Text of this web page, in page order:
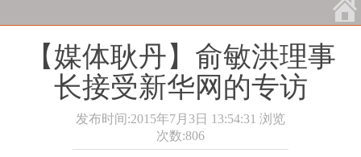
【媒体耿丹】俞敏洪理事
长接受新华网的专访
发布时间:2015年7月3日 13:54:31 浏览
次数:806